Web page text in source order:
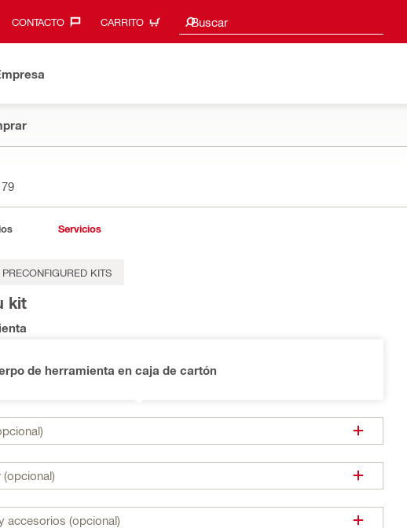
CONTACTO‎ CARRITO Buscar
Sugerencias de búsqueda
Servicios
PRECONFIGURED KITS
kit
de herramienta en caja de cartón
accesorios (opcional)